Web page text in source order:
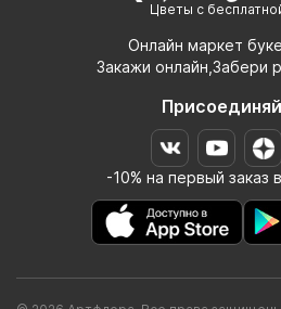
Цветы с
Онлайн маркет
Закажи онлайн,Забери
-10% на первый заказ